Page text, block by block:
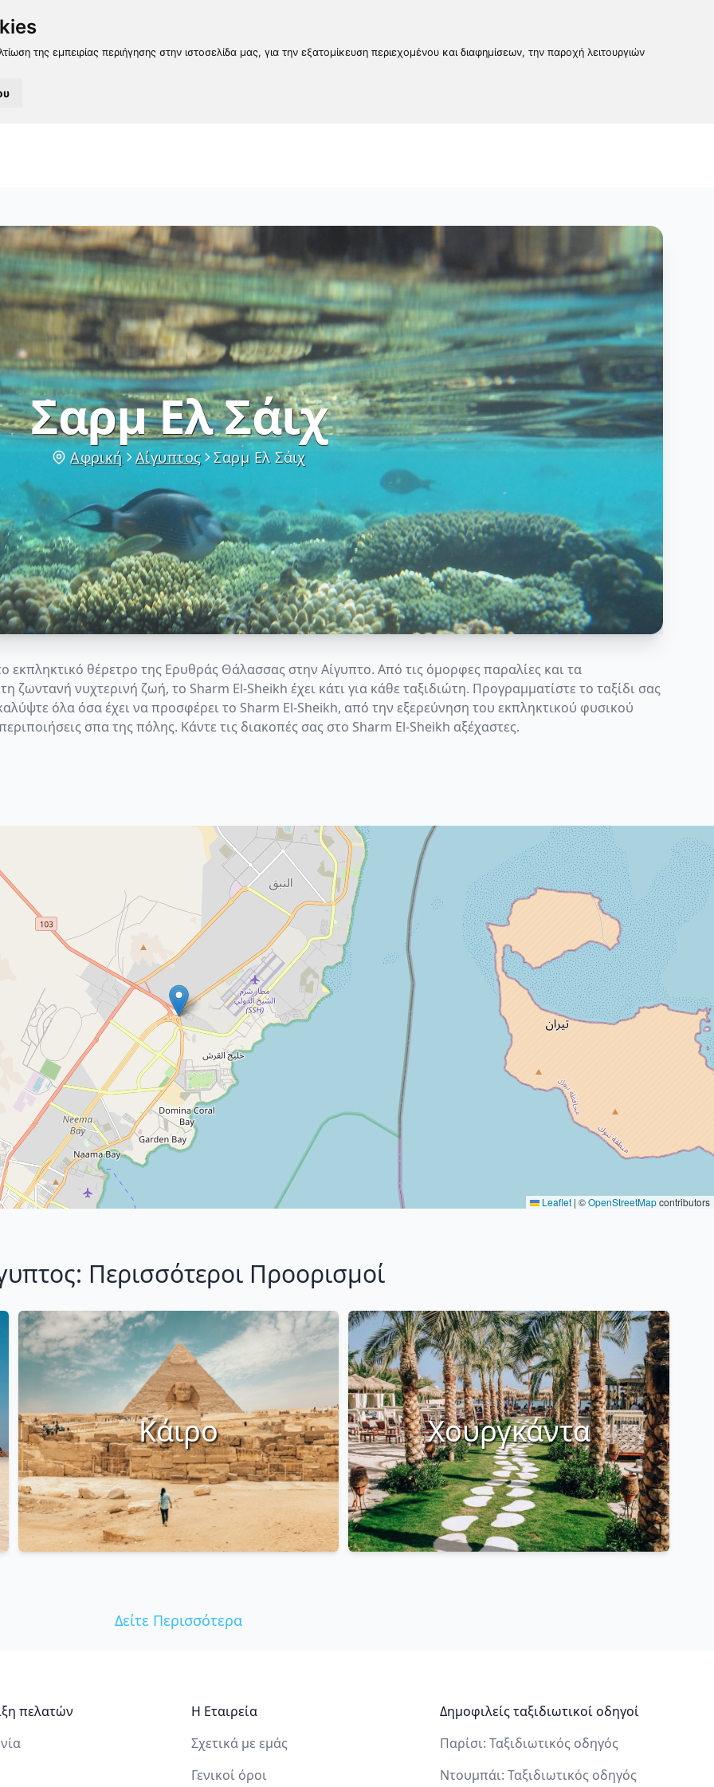
της εμπειρίας περιήγησης στην ιστοσελίδα μας, για την εξατομίκευση περιεχομένου και διαφημίσεων, την παροχή λειτουργιών
Σαρμ Ελ Σάιχ
Αφρική Αίγυπτος Σαρμ Ελ Σάιχ
θέρετρο της Ερυθράς Θάλασσας στην Αίγυπτο. Από τις όμορφες παραλίες και τα
ζωντανή νυχτερινή ζωή, το Sharm El-Sheikh έχει κάτι για κάθε ταξιδιώτη. Προγραμματίστε το ταξίδι σας
όλα όσα έχει να προσφέρει το Sharm El-Sheikh, από την εξερεύνηση του εκπληκτικού φυσικού
σπα της πόλης. Κάντε τις διακοπές σας στο Sharm El-Sheikh αξέχαστες.
Leaflet | ©OpenStreetMapcontributors
Περισσότεροι Προορισμοί
Κάιρο Χουργκάντα
Δείτε Περισσότερα
πελατών
Η Εταιρεία
Σχετικά με εμάς
Γενικοί όροι
Δημοφιλείς ταξιδιωτικοί οδηγοί
Παρίσι: Ταξιδιωτικός οδηγός
Ντουμπάι: Ταξιδιωτικός οδηγός